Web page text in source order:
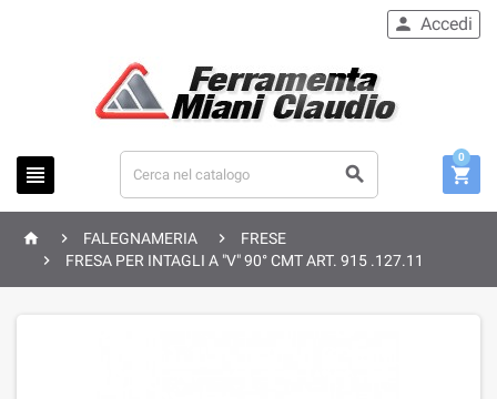
 
 Accedi

0
  FALEGNAMERIA 
FRESE

FRESA PER INTAGLI A "V" 90° CMT ART. 915 .127.11